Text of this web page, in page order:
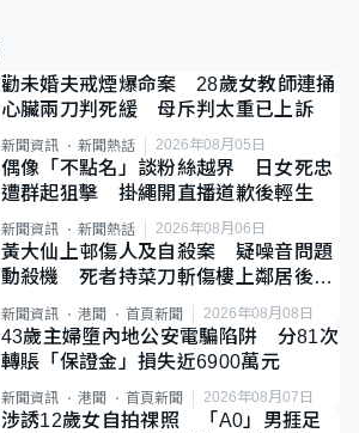
勸未婚夫戒煙爆命案 28歲女教師連捅
心臟兩刀判死緩 母斥判太重已上訴
新聞資訊 新聞熱話 2026年08月05日
偶像「不點名」談粉絲越界 日女死忠
遭群起狙擊 掛繩開直播道歉後輕生
新聞資訊 新聞熱話 2026年08月06日
黃大仙上邨傷人及自殺案 疑噪音問題
動殺機 死者持菜刀斬傷樓上鄰居後墮
新聞資訊 港聞 首頁新聞 2026年08月08日
43歲主婦墮內地公安電騙陷阱 分81次
轉賬「保證金」損失近6900萬元
新聞資訊 港聞 首頁新聞 2026年08月07日
涉誘12歲女自拍祼照 「A0」男捱足